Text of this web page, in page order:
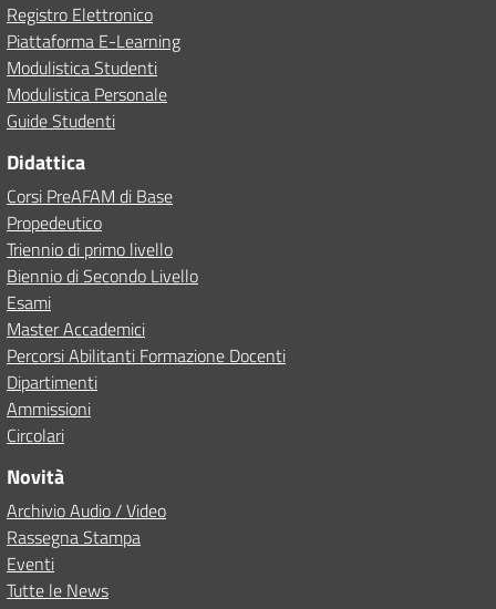
Registro Elettronico
Piattaforma E-Learning
Modulistica Studenti
Modulistica Personale
Guide Studenti
Didattica
Corsi PreAFAM di Base
Propedeutico
Triennio di primo livello
Biennio di Secondo Livello
Esami
Master Accademici
Percorsi Abilitanti Formazione Docenti
Dipartimenti
Ammissioni
Circolari
Novità
Archivio Audio / Video
Rassegna Stampa
Eventi
Tutte le News